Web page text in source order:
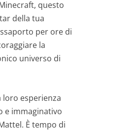
questo
della tua
per ore di
la
universo di
loro esperienza
e immaginativo
È tempo di